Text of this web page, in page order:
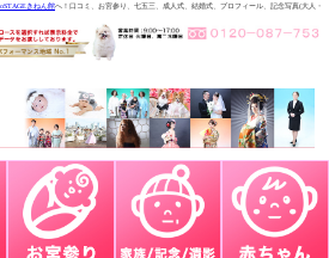
きねん館へ！口コミ、お宮参り、七五三、成人式、結婚式、プロフィール、記念写真(大人・